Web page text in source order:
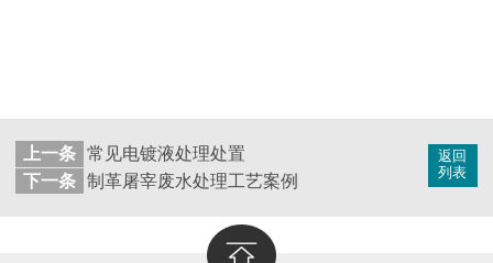
返回
列表
上一条 常见电镀液处理处置
下一条 制革屠宰废水处理工艺案例